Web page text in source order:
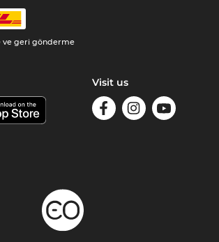
ve geri gönderme
Visit us